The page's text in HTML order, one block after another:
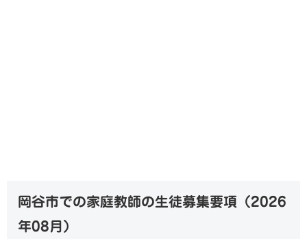
岡谷市での家庭教師の生徒募集要項（2026
年08月 ）